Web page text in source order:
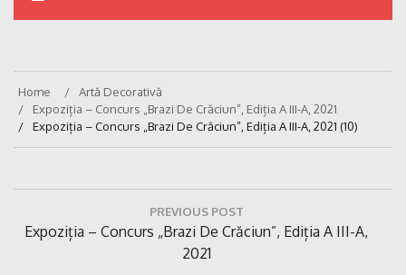
Home
Artă Decorativă
Expoziția – Concurs „Brazi De Crăciun”, Ediția A III-A, 2021
Expoziția – Concurs „Brazi De Crăciun”, Ediția A III-A, 2021 (10)
articole
PREVIOUS POST
Previous
Expoziția – Concurs „Brazi De Crăciun”, Ediția A III-A,
2021